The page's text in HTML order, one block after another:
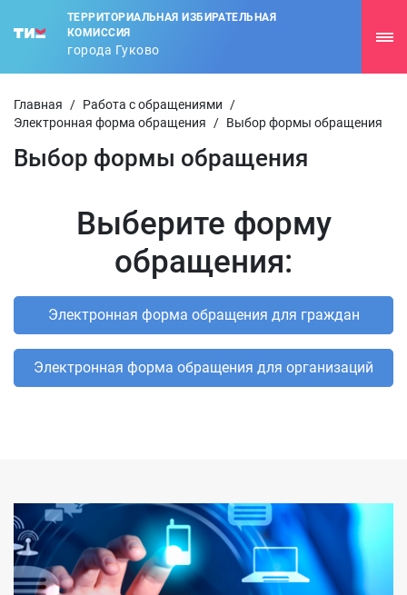
ТЕРРИТОРИАЛЬНАЯ ИЗБИРАТЕЛЬНАЯ
КОМИССИЯ
города Гуково
Главная / Работа с обращениями
/
Электронная форма обращения
/ Выбор формы обращения
Выбор формы обращения
Выберите форму
обращения: